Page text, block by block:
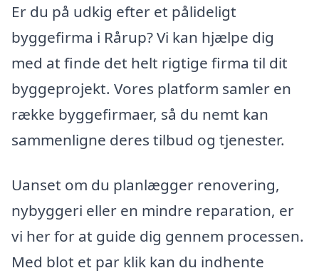
Er du på udkig efter et pålideligt
byggefirma i Rårup? Vi kan hjælpe dig
med at finde det helt rigtige firma til dit
byggeprojekt. Vores platform samler en
række byggefirmaer, så du nemt kan
sammenligne deres tilbud og tjenester.
Uanset om du planlægger renovering,
nybyggeri eller en mindre reparation, er
vi her for at guide dig gennem processen.
Med blot et par klik kan du indhente